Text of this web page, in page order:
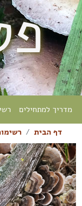
מדריך למתחילים
דף הבית